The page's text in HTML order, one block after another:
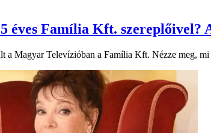
éves Família Kft. szereplőivel?
a Magyar Televízióban a Família Kft. Nézze meg,